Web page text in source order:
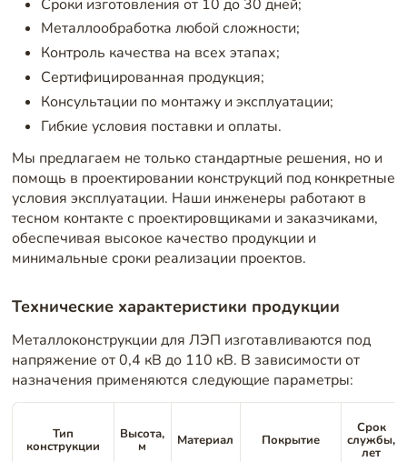
Сроки изготовления от 10 до 30 дней;
Металлообработка любой сложности;
Контроль качества на всех этапах;
Сертифицированная продукция;
Консультации по монтажу и эксплуатации;
Гибкие условия поставки и оплаты.
Мы предлагаем не только стандартные решения, но и
помощь в проектировании конструкций под конкретные
условия эксплуатации. Наши инженеры работают в
тесном контакте с проектировщиками и заказчиками,
обеспечивая высокое качество продукции и
минимальные сроки реализации проектов.
Технические характеристики продукции
Металлоконструкции для ЛЭП изготавливаются под
напряжение от 0,4 кВ до 110 кВ. В зависимости от
назначения применяются следующие параметры:
Тип
конструкции
Высота,
м Материал Покрытие
Срок
службы,
лет